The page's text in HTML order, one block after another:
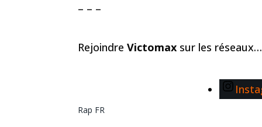
– – –
Rejoindre Victomax sur les réseaux…
Rap FR